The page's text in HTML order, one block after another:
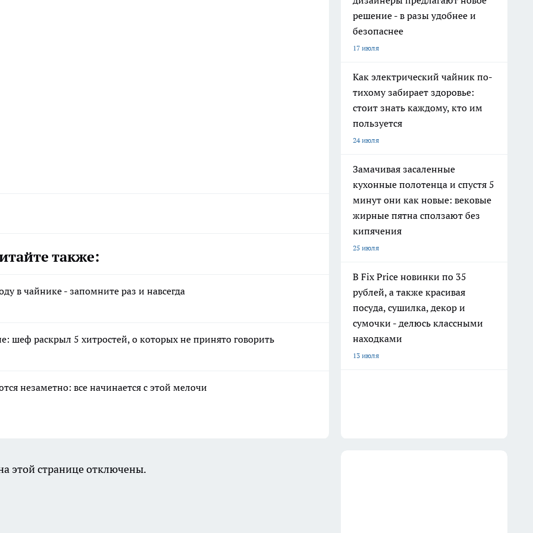
также:
в чайнике - запомните раз и навсегда
шеф раскрыл 5 хитростей, о которых не принято говорить
незаметно: все начинается с этой мелочи
решение - в разы удобнее и
безопаснее
17 июля
Как электрический чайник по-
тихому забирает здоровье:
стоит знать каждому, кто им
пользуется
24 июля
Замачивая засаленные
кухонные полотенца и спустя 5
минут они как новые: вековые
жирные пятна сползают без
кипячения
25 июля
В Fix Price новинки по 35
рублей, а также красивая
посуда, сушилка, декор и
сумочки - делюсь классными
находками
13 июля
этой странице отключены.